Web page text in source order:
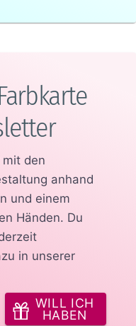
den
anhand
und einem
Händen. Du
in unserer
WILL ICH
HABEN